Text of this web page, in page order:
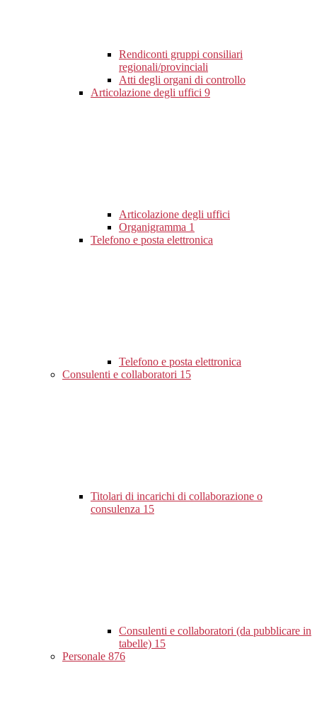
Rendiconti gruppi consiliari
regionali/provinciali
Atti degli organi di controllo
Articolazione degli uffici 9
Articolazione degli uffici
Organigramma 1
Telefono e posta elettronica
Telefono e posta elettronica
Consulenti e collaboratori 15
Titolari di incarichi di collaborazione o
consulenza 15
Consulenti e collaboratori (da pubblicare in
tabelle) 15
Personale 876